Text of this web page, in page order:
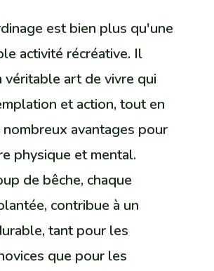
est bien plus qu'une
activité récréative. Il
véritable art de vivre qui
et action, tout en
avantages pour
physique et mental.
de bêche, chaque
contribue à un
tant pour les
que pour les